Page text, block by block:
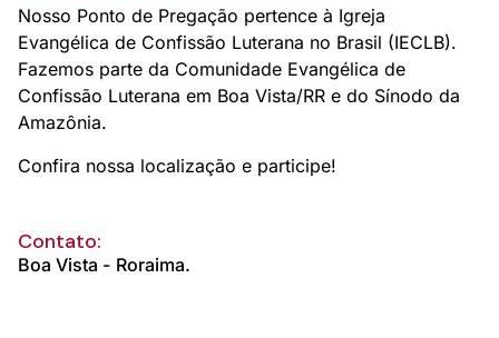
Nosso Ponto de Pregação pertence à Igreja
Evangélica de Confissão Luterana no Brasil (IECLB).
Fazemos parte da Comunidade Evangélica de
Confissão Luterana em Boa Vista/RR e do Sínodo da
Amazônia.
Confira nossa localização e participe!
Contato:
Boa Vista - Roraima.